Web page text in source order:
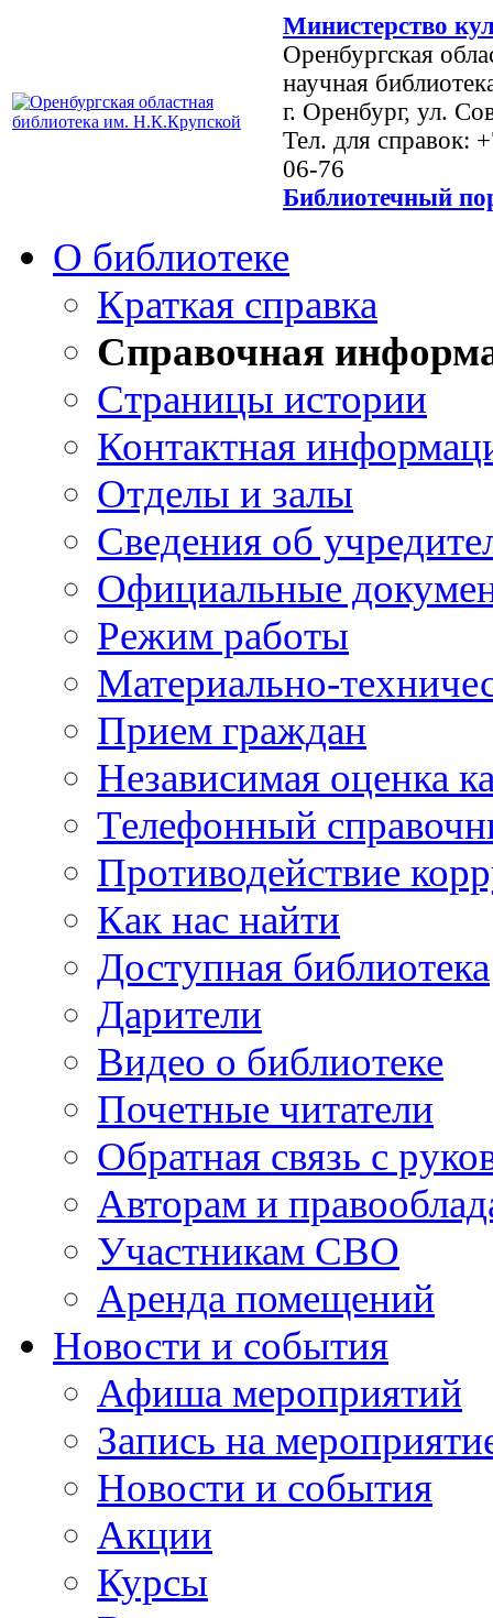
Министерство
Оренбургская
научная
г. Оренбург, ул.
Тел. для справок:
06-76
Библиотечный
О библиотеке
Краткая справка
Справочная
Страницы истории
Контактная
Отделы и залы
Сведения об
Официальные
Режим работы
Материально-
Прием граждан
Независимая оценка
Телефонный
Противодействие
Как нас найти
Доступная библиотека
Дарители
Видео о библиотеке
Почетные читатели
Обратная связь с
Авторам и
Участникам СВО
Аренда помещений
Новости и события
Афиша мероприятий
Запись на
Новости и события
Акции
Курсы